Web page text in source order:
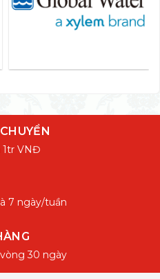
1tr VNĐ
7 ngày/tuần
30 ngày